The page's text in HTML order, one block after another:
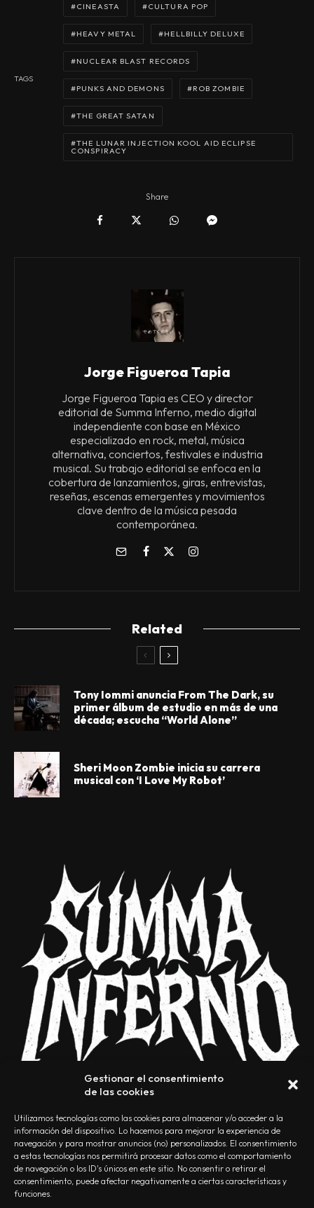
Gestionar el consentimiento
de las cookies
Utilizamos tecnologías como las cookies para almacenar y/o acceder a la
información del dispositivo. Lo hacemos para mejorar la experiencia de
navegación y para mostrar anuncios (no) personalizados. El consentimiento
a estas tecnologías nos permitirá procesar datos como el comportamiento
de navegación o los ID's únicos en este sitio. No consentir o retirar el
consentimiento, puede afectar negativamente a ciertas características y
funciones.
TAGS
CINEASTA CULTURA POP
HEAVY METAL HELLBILLY DELUXE
NUCLEAR BLAST RECORDS
PUNKS AND DEMONS ROB ZOMBIE
THE GREAT SATAN
THE LUNAR INJECTION KOOL AID ECLIPSE
CONSPIRACY
Share
Jorge Figueroa Tapia
Jorge Figueroa Tapia es CEO y director
editorial de Summa Inferno, medio digital
independiente con base en México
especializado en rock, metal, música
alternativa, conciertos, festivales e industria
musical. Su trabajo editorial se enfoca en la
cobertura de lanzamientos, giras, entrevistas,
reseñas, escenas emergentes y movimientos
clave dentro de la música pesada
contemporánea.
Related
Tony Iommi anuncia From The Dark, su
primer álbum de estudio en más de una
década; escucha “World Alone”
Sheri Moon Zombie inicia su carrera
musical con ‘I Love My Robot’
NOSOTROS CONTACTO EDITORIAL POLÍTICA DE PRIVACIDAD